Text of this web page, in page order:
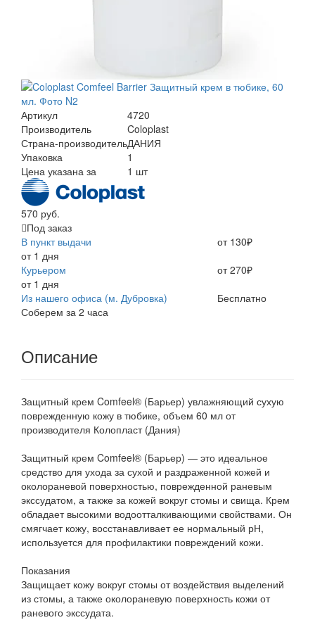
Артикул
4720
Производитель
Coloplast
Страна-производительДАНИЯ
Упаковка
1
Цена указана за
1 шт
570 руб.
Под заказ
В пункт выдачи
от 1 дня
от 130₽
Курьером
от 1 дня
от 270₽
Из нашего офиса (м. Дубровка)
Соберем за 2 часа
Бесплатно
Описание
Защитный крем Comfeel® (Барьер) увлажняющий сухую
поврежденную кожу в тюбике, объем 60 мл от
производителя Колопласт (Дания)
Защитный крем Comfeel® (Барьер) — это идеальное
средство для ухода за сухой и раздраженной кожей и
околораневой поверхностью, поврежденной раневым
экссудатом, а также за кожей вокруг стомы и свища. Крем
обладает высокими водоотталкивающими свойствами. Он
смягчает кожу, восстанавливает ее нормальный рН,
используется для профилактики повреждений кожи.
Показания
Защищает кожу вокруг стомы от воздействия выделений
из стомы, а также околораневую поверхность кожи от
раневого экссудата.